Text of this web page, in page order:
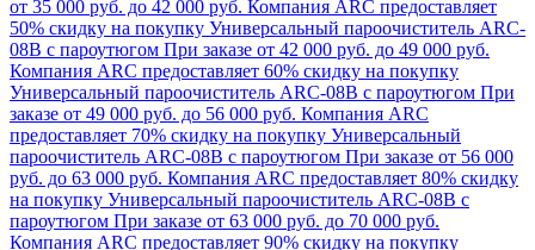
от 35 000 руб. до 42 000 руб. Компания ARC предоставляет
50% скидку на покупку Универсальный пароочиститель ARC-
08B с пароутюгом При заказе от 42 000 руб. до 49 000 руб.
Компания ARC предоставляет 60% скидку на покупку
Универсальный пароочиститель ARC-08B с пароутюгом При
заказе от 49 000 руб. до 56 000 руб. Компания ARC
предоставляет 70% скидку на покупку Универсальный
пароочиститель ARC-08B с пароутюгом При заказе от 56 000
руб. до 63 000 руб. Компания ARC предоставляет 80% скидку
на покупку Универсальный пароочиститель ARC-08B с
пароутюгом При заказе от 63 000 руб. до 70 000 руб.
Компания ARC предоставляет 90% скидку на покупку